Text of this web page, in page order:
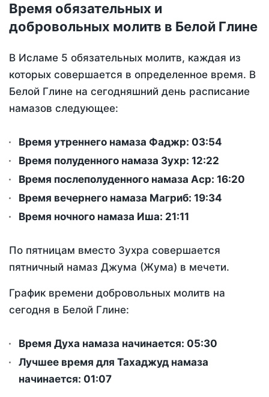
Время обязательных и
добровольных молитв в Белой Глине
В Исламе 5 обязательных молитв, каждая из
которых совершается в определенное время. В
Белой Глине на сегодняшний день расписание
намазов следующее:
Время утреннего намаза Фаджр: 03:54
Время полуденного намаза Зухр: 12:22
Время послеполуденного намаза Аср: 16:20
Время вечернего намаза Магриб: 19:34
Время ночного намаза Иша: 21:11
По пятницам вместо Зухра совершается
пятничный намаз Джума (Жума) в мечети.
График времени добровольных молитв на
сегодня в Белой Глине:
Время Духа намаза начинается: 05:30
Лучшее время для Тахаджуд намаза
начинается: 01:07